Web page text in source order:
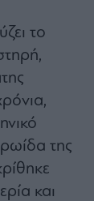
το
της
και